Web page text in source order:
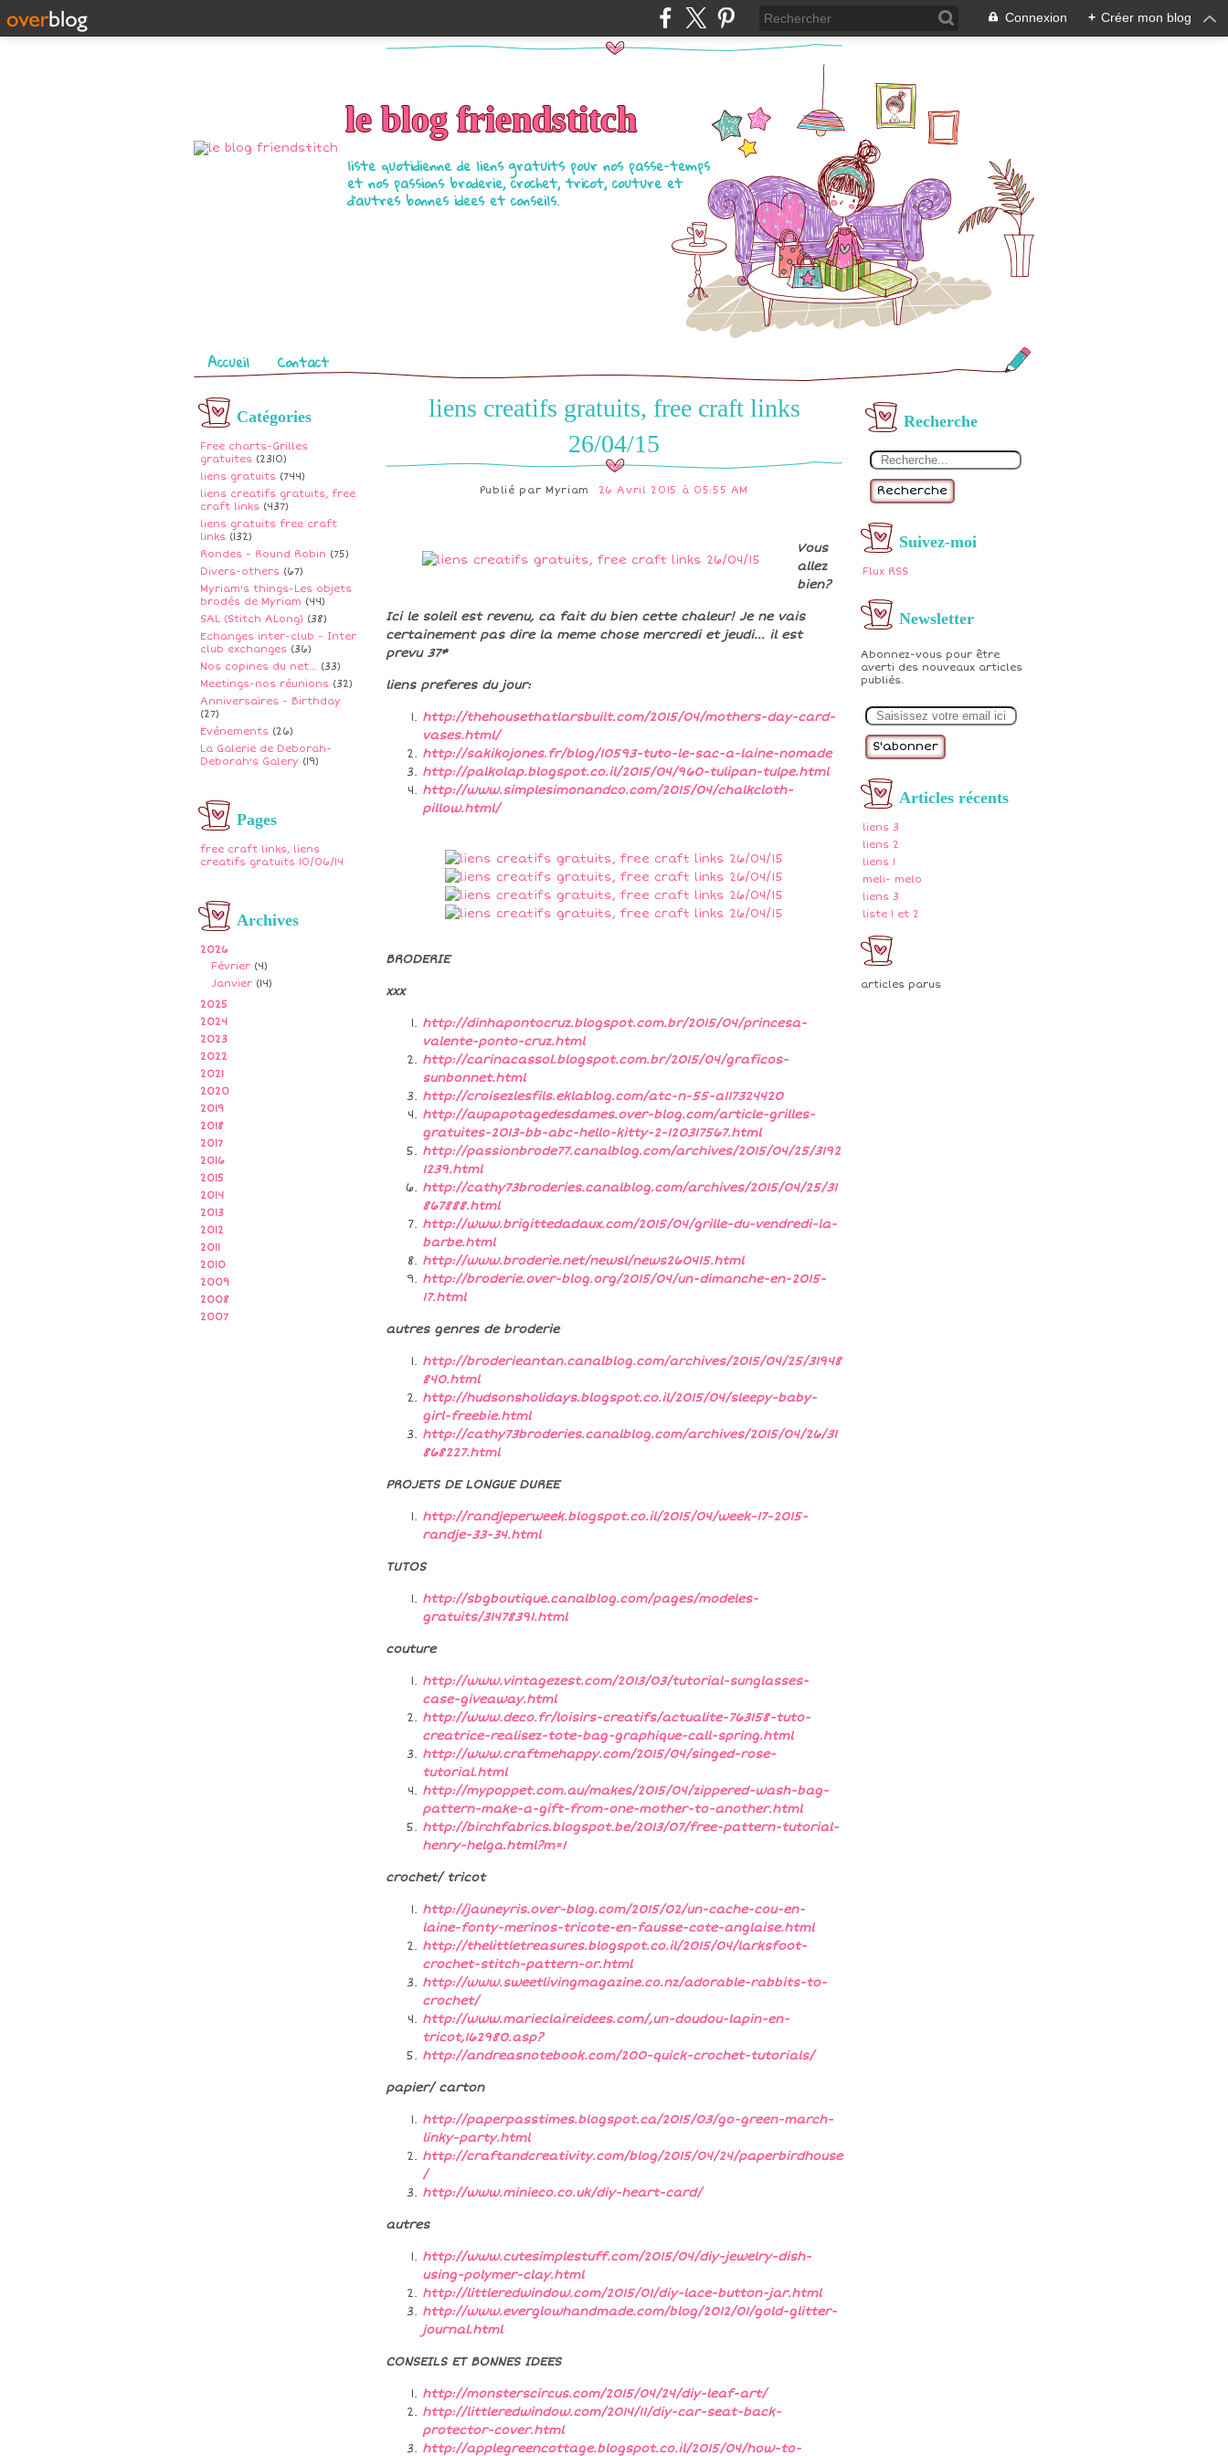
Connexion + Créer mon blog
le blog friendstitch
liste quotidienne de liens gratuits pour nos passe-temps
et nos passions broderie, crochet, tricot, couture et
d'autres bonnes idees et conseils.
Pages
Accueil Contact
Catégories
Free charts-Grilles
gratuites (2310)
liens gratuits (744)
liens creatifs gratuits, free
craft links (437)
liens gratuits free craft
links (132)
Rondes - Round Robin (75)
Divers-others (67)
Myriam's things-Les objets
brodés de Myriam (44)
SAL (Stitch ALong) (38)
Echanges inter-club - Inter
club exchanges (36)
Nos copines du net... (33)
Meetings-nos réunions (32)
Anniversaires - Birthday
(27)
Evénements (26)
La Galerie de Deborah-
Deborah's Galery (19)
Pages
free craft links, liens
creatifs gratuits 10/06/14
Archives
2026
Février (4)
Janvier (14)
2025
2024
2023
2022
2021
2020
2019
2018
2017
2016
2015
2014
2013
2012
2011
2010
2009
2008
2007
Recherche
Recherche
Suivez-moi
Flux RSS
Newsletter
Abonnez-vous pour être
averti des nouveaux articles
publiés.
m
Articles récents
liens 3
liens 2
liens 1
meli- melo
liens 3
liste 1 et 2
articles parus
liens creatifs gratuits, free craft links
26/04/15
Publié par Myriam 26 Avril 2015 à 05:55 AM
Vous
allez
bien?
Ici le soleil est revenu, ca fait du bien cette chaleur! Je ne vais
certainement pas dire la meme chose mercredi et jeudi... il est
prevu 37*
liens preferes du jour:
http://thehousethatlarsbuilt.com/2015/04/mothers-day-card-
vases.html/
http://sakikojones.fr/blog/10593-tuto-le-sac-a-laine-nomade
http://palkolap.blogspot.co.il/2015/04/960-tulipan-tulpe.html
http://www.simplesimonandco.com/2015/04/chalkcloth-
pillow.html/
BRODERIE
xxx
http://dinhapontocruz.blogspot.com.br/2015/04/princesa-
valente-ponto-cruz.html
http://carinacassol.blogspot.com.br/2015/04/graficos-
sunbonnet.html
http://croisezlesfils.eklablog.com/atc-n-55-a117324420
http://aupapotagedesdames.over-blog.com/article-grilles-
gratuites-2013-bb-abc-hello-kitty-2-120317567.html
http://passionbrode77.canalblog.com/archives/2015/04/25/3192
1239.html
http://cathy73broderies.canalblog.com/archives/2015/04/25/31
867888.html
http://www.brigittedadaux.com/2015/04/grille-du-vendredi-la-
barbe.html
http://www.broderie.net/newsl/news260415.html
http://broderie.over-blog.org/2015/04/un-dimanche-en-2015-
17.html
autres genres de broderie
http://broderieantan.canalblog.com/archives/2015/04/25/31948
840.html
http://hudsonsholidays.blogspot.co.il/2015/04/sleepy-baby-
girl-freebie.html
http://cathy73broderies.canalblog.com/archives/2015/04/26/31
868227.html
PROJETS DE LONGUE DUREE
http://randjeperweek.blogspot.co.il/2015/04/week-17-2015-
randje-33-34.html
TUTOS
http://sbgboutique.canalblog.com/pages/modeles-
gratuits/31478391.html
couture
http://www.vintagezest.com/2013/03/tutorial-sunglasses-
case-giveaway.html
http://www.deco.fr/loisirs-creatifs/actualite-763158-tuto-
creatrice-realisez-tote-bag-graphique-call-spring.html
http://www.craftmehappy.com/2015/04/singed-rose-
tutorial.html
http://mypoppet.com.au/makes/2015/04/zippered-wash-bag-
pattern-make-a-gift-from-one-mother-to-another.html
http://birchfabrics.blogspot.be/2013/07/free-pattern-tutorial-
henry-helga.html?m=1
crochet/ tricot
http://jauneyris.over-blog.com/2015/02/un-cache-cou-en-
laine-fonty-merinos-tricote-en-fausse-cote-anglaise.html
http://thelittletreasures.blogspot.co.il/2015/04/larksfoot-
crochet-stitch-pattern-or.html
http://www.sweetlivingmagazine.co.nz/adorable-rabbits-to-
crochet/
http://www.marieclaireidees.com/,un-doudou-lapin-en-
tricot,162980.asp?
http://andreasnotebook.com/200-quick-crochet-tutorials/
papier/ carton
http://paperpasstimes.blogspot.ca/2015/03/go-green-march-
linky-party.html
http://craftandcreativity.com/blog/2015/04/24/paperbirdhouse
/
http://www.minieco.co.uk/diy-heart-card/
autres
http://www.cutesimplestuff.com/2015/04/diy-jewelry-dish-
using-polymer-clay.html
http://littleredwindow.com/2015/01/diy-lace-button-jar.html
http://www.everglowhandmade.com/blog/2012/01/gold-glitter-
journal.html
CONSEILS ET BONNES IDEES
http://monsterscircus.com/2015/04/24/diy-leaf-art/
http://littleredwindow.com/2014/11/diy-car-seat-back-
protector-cover.html
http://applegreencottage.blogspot.co.il/2015/04/how-to-